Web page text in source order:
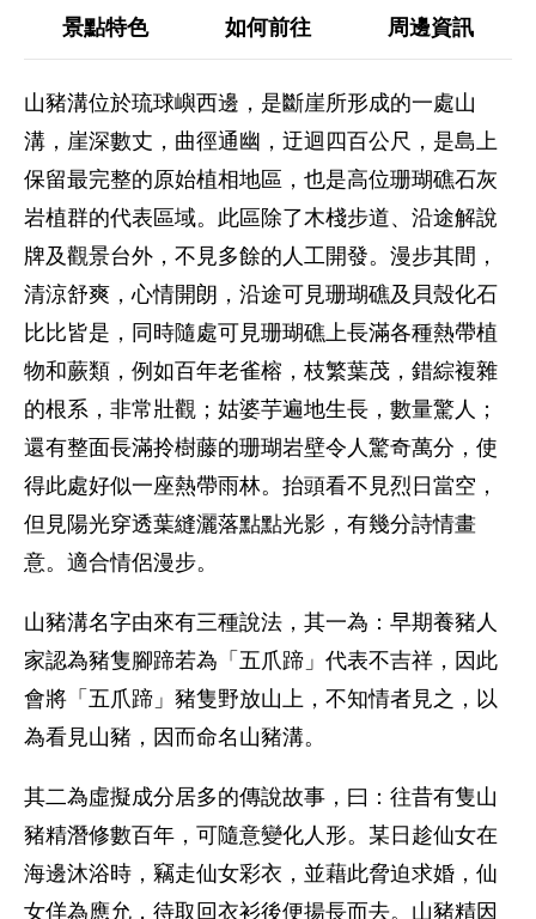
景點特色 如何前往 周邊資訊
山豬溝位於琉球嶼西邊，是斷崖所形成的一處山
溝，崖深數丈，曲徑通幽，迂迴四百公尺，是島上
保留最完整的原始植相地區，也是高位珊瑚礁石灰
岩植群的代表區域。此區除了木棧步道、沿途解說
牌及觀景台外，不見多餘的人工開發。漫步其間，
清涼舒爽，心情開朗，沿途可見珊瑚礁及貝殼化石
比比皆是，同時隨處可見珊瑚礁上長滿各種熱帶植
物和蕨類，例如百年老雀榕，枝繁葉茂，錯綜複雜
的根系，非常壯觀；姑婆芋遍地生長，數量驚人；
還有整面長滿拎樹藤的珊瑚岩壁令人驚奇萬分，使
得此處好似一座熱帶雨林。抬頭看不見烈日當空，
但見陽光穿透葉縫灑落點點光影，有幾分詩情畫
意。適合情侶漫步。
山豬溝名字由來有三種說法，其一為：早期養豬人
家認為豬隻腳蹄若為「五爪蹄」代表不吉祥，因此
會將「五爪蹄」豬隻野放山上，不知情者見之，以
為看見山豬，因而命名山豬溝。
其二為虛擬成分居多的傳說故事，曰：往昔有隻山
豬精潛修數百年，可隨意變化人形。某日趁仙女在
海邊沐浴時，竊走仙女彩衣，並藉此脅迫求婚，仙
女佯為應允，待取回衣衫後便揚長而去。山豬精因